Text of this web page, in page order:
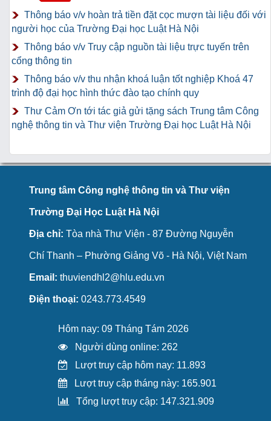
Thông báo v/v hoàn trả tiền đặt cọc mượn tài liệu đối với
người học của Trường Đại học Luật Hà Nội
Thông báo v/v Truy cập nguồn tài liệu trực tuyến trên
cổng thông tin
Thông báo v/v thu nhận khoá luận tốt nghiệp Khoá 47
trình độ đại học hình thức đào tạo chính quy
Thư Cảm Ơn tới tác giả gửi tặng sách Trung tâm Công
nghệ thông tin và Thư viện Trường Đại học Luật Hà Nội
Trung tâm Công nghệ thông tin và Thư viện
Trường Đại Học Luật Hà Nội
Địa chỉ: Tòa nhà Thư Viện - 87 Đường Nguyễn
Chí Thanh – Phường Giảng Võ - Hà Nội, Việt Nam
Email: thuviendhl2@hlu.edu.vn
Điện thoại: 0243.773.4549
Hôm nay: 09 Tháng Tám 2026
Người dùng online: 262
Lượt truy cập hôm nay: 11.893
Lượt truy cập tháng này: 165.901
Tổng lượt truy cập: 147.321.909